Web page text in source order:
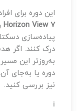
این دوره برای
Horizon View 7
پیاده‌سازی
درک کنند. اگر
به‌روزتر این
دوره یا به‌جای
نیز بررسی کنید.
ℹ️